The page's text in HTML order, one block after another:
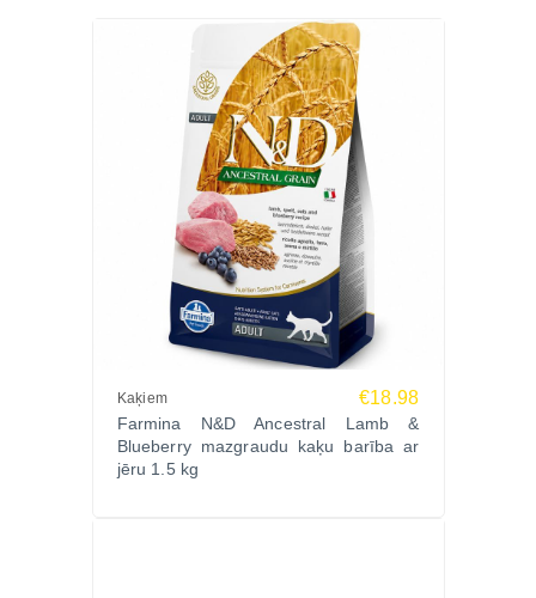
Kaķiem €18.98
Farmina N&D Ancestral Lamb &
Blueberry mazgraudu kaķu barība ar
jēru 1.5 kg